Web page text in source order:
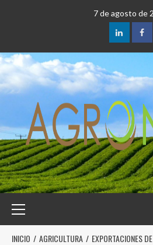
7 de agosto de
INICIO AGRICULTURA
EXPORTACIONES